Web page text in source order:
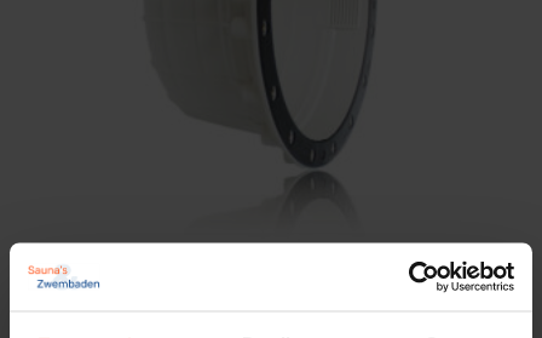
Astral inbouwnis Lumiplus lampen (prefab –